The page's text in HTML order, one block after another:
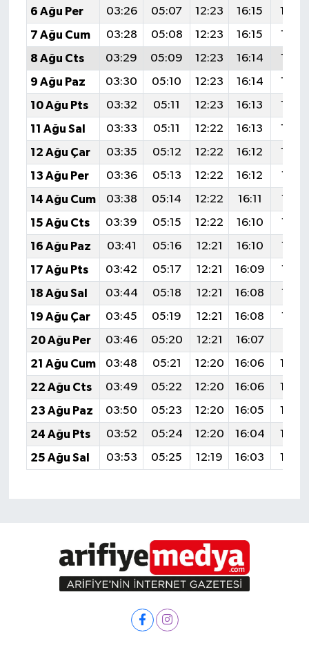
6 Ağu Per
03:26 05:07 12:23 16:15
7 Ağu Cum
03:28 05:08 12:23 16:15
19:28
8 Ağu Cts
03:29 05:09 12:23 16:14
19:27
9 Ağu Paz
03:30 05:10 12:23 16:14
19:26
10 Ağu Pts
03:32 05:11 12:23 16:13
19:25
11 Ağu Sal
03:33 05:11 12:22 16:13
19:23
12 Ağu Çar
03:35 05:12 12:22 16:12
19:22
13 Ağu Per
03:36 05:13 12:22 16:12
19:21
14 Ağu Cum
03:38 05:14 12:22 16:11
19:19
15 Ağu Cts
03:39 05:15 12:22 16:10
19:18
16 Ağu Paz
03:41 05:16 12:21 16:10
19:17
17 Ağu Pts
03:42 05:17 12:21 16:09
19:15
18 Ağu Sal
03:44 05:18 12:21 16:08
19:14
19 Ağu Çar
03:45 05:19 12:21 16:08
19:12
20 Ağu Per
03:46 05:20 12:21 16:07
21 Ağu Cum
03:48 05:21 12:20 16:06
22 Ağu Cts
03:49 05:22 12:20 16:06
23 Ağu Paz
03:50 05:23 12:20 16:05
24 Ağu Pts
03:52 05:24 12:20 16:04
25 Ağu Sal
03:53 05:25 12:19 16:03